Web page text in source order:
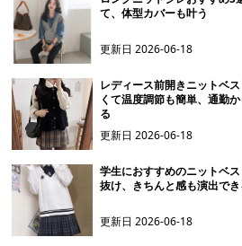
て、体型カバーも叶う
更新日2026-06-18
レディース前開きニットベ
くて温度調節も簡単、通勤
る
更新日2026-06-18
学生におすすめのニットベ
抜け、きちんと感も演出でき
更新日2026-06-18